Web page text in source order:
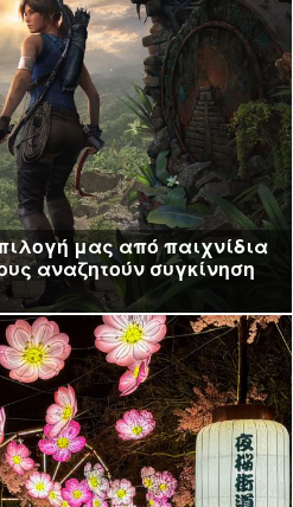
μας από παιχνίδια
αναζητούν συγκίνηση